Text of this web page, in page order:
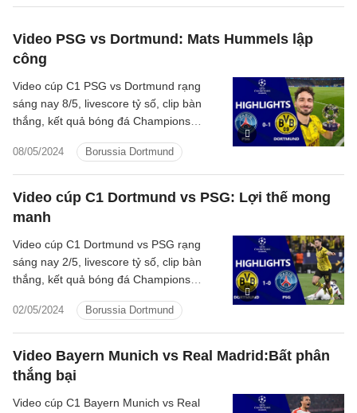
Video PSG vs Dortmund: Mats Hummels lập
công
08/05/2024 Borussia Dortmund
Video cúp C1 PSG vs Dortmund rạng
sáng nay 8/5, livescore tỷ số, clip bàn
thắng, kết quả bóng đá Champions
đấu với Dortmund hôm nay
Video cúp C1 Dortmund vs PSG: Lợi thế mong
manh
02/05/2024 Borussia Dortmund
Video cúp C1 Dortmund vs PSG rạng
sáng nay 2/5, livescore tỷ số, clip bàn
thắng, kết quả bóng đá Champions
Paris Saint-Germain hôm nay
Video Bayern Munich vs Real Madrid:Bất phân
thắng bại
Video cúp C1 Bayern Munich vs Real